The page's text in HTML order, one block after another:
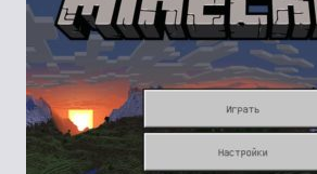
внезапных завершений работы
30 FPS. Игроки заметят, что
остаётся плавным даже на